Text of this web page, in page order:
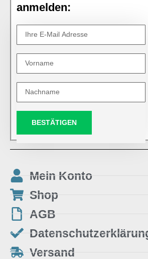
anmelden:
BESTÄTIGEN
Mein Konto
Shop
AGB
Versand